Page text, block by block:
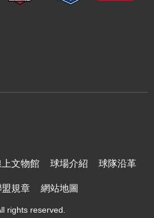
上文物館 球場介紹 球隊沿革
盟規章 網站地圖
rights reserved.